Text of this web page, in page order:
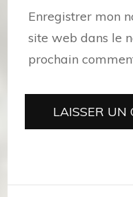
Enregistrer mon
site web dans le
prochain